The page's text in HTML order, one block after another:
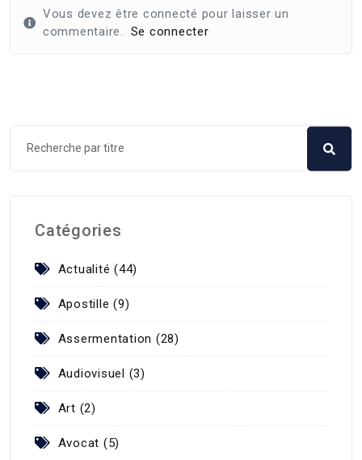
Vous devez être connecté pour laisser un
commentaire.
Se connecter
Catégories
Actualité (44)
Apostille (9)
Assermentation (28)
Audiovisuel (3)
Art (2)
Avocat (5)